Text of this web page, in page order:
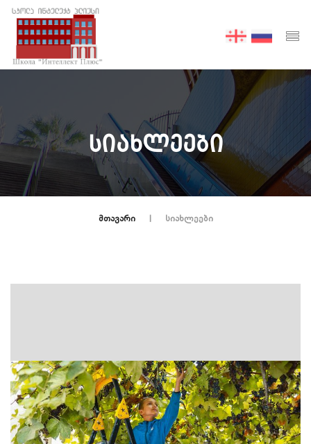
ᲡᲘᲐᲮᲚᲔᲔᲑᲘ
ᲛᲗᲐᲕᲐᲠᲘ ᲡᲘᲐᲮᲚᲔᲔᲑᲘ